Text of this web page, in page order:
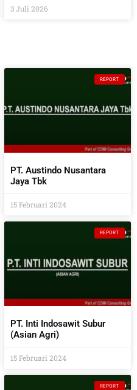
3 Juli 2026
REPORT
PT. Austindo Nusantara
Jaya Tbk
15 Februari 2024
REPORT
PT. Inti Indosawit Subur
(Asian Agri)
15 Februari 2024
REPORT